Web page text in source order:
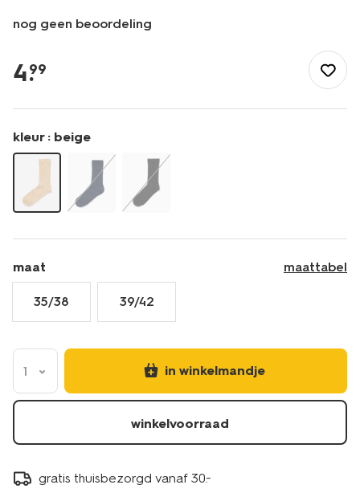
nog geen beoordeling
rib-
beige-
4.
99
kleur : beige
maat maattabel
35/38 39/42
1 in winkelmandje
winkelvoorraad
gratis thuisbezorgd vanaf 30.-